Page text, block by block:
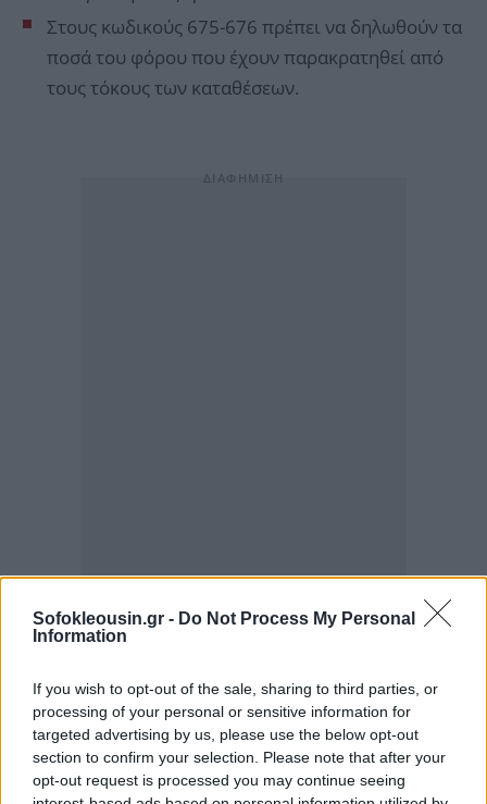
Sofokleousin.gr - Do Not Process My Personal
Information
If you wish to opt-out of the sale, sharing to third parties, or
processing of your personal or sensitive information for
targeted advertising by us, please use the below opt-out
section to confirm your selection. Please note that after your
opt-out request is processed you may continue seeing
Στους κωδικούς 675-676 πρέπει να δηλωθούν τα
ποσά του φόρου που έχουν παρακρατηθεί από
τους τόκους των καταθέσεων.